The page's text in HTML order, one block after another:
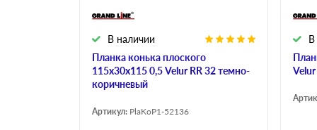
Планка конька плоского
115х30х115 0,5 Velur RR 32 темно-
коричневый
В наличии
Артикул: PlaKoP1-52136
В